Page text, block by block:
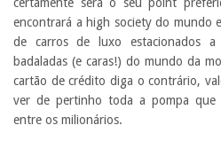
encontrará a high society do mundo
de carros de luxo estacionados
badaladas (e caras!) do mundo da
cartão de crédito diga o contrário,
ver de pertinho toda a pompa que
entre os milionários.